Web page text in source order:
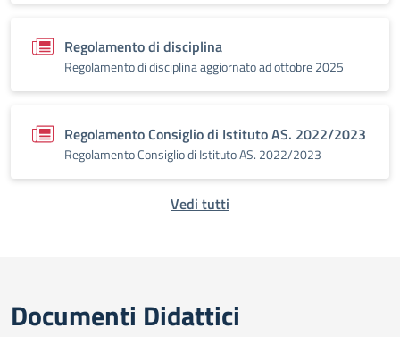
Regolamento di disciplina
Regolamento di disciplina aggiornato ad ottobre 2025
Regolamento Consiglio di Istituto AS. 2022/2023
Regolamento Consiglio di Istituto AS. 2022/2023
Vedi tutti
Documenti Didattici